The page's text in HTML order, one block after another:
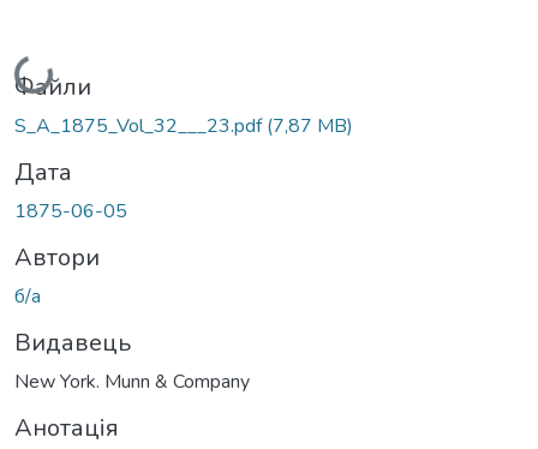
Вантажиться...
Файли
S_A_1875_Vol_32___23.pdf(7,87 MB)
Дата
1875-06-05
Автори
б/а
Видавець
New York. Munn & Company
Анотація